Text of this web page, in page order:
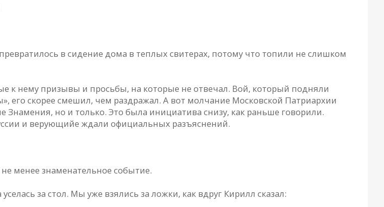
в сидение дома в теплых свитерах, потому что топили не слишком
к нему призывы и просьбы, на которые не отвечал. Вой, который подняли
его скорее смешил, чем раздражал. А вот молчание Московской Патриархии
но и только. Это была инициатива снизу, как раньше говорили.
и верующийе ждали официальных разъяснений.
менее знаменательное событие.
за стол. Мы уже взялись за ложки, как вдруг Кирилл сказал: